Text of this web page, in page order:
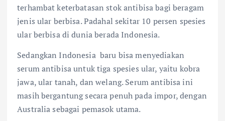
terhambat keterbatasan stok antibisa bagi beragam
jenis ular berbisa. Padahal sekitar 10 persen spesies
ular berbisa di dunia berada Indonesia.
Sedangkan Indonesia baru bisa menyediakan
serum antibisa untuk tiga spesies ular, yaitu kobra
jawa, ular tanah, dan welang. Serum antibisa ini
masih bergantung secara penuh pada impor, dengan
Australia sebagai pemasok utama.